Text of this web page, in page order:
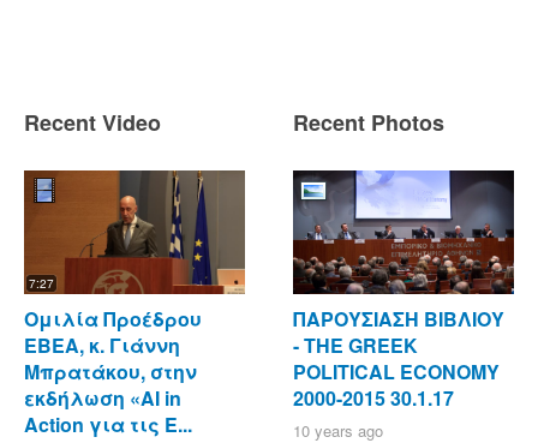
Recent Video
7:27
Ομιλία Προέδρου
ΕΒΕΑ, κ. Γιάννη
Μπρατάκου, στην
εκδήλωση «AI in
Action για τις Ε...
Recent Photos
ΠΑΡΟΥΣΙΑΣΗ ΒΙΒΛΙΟΥ
- ΤΗΕ GREEK
POLITICAL ECONOMY
2000-2015 30.1.17
10 years ago